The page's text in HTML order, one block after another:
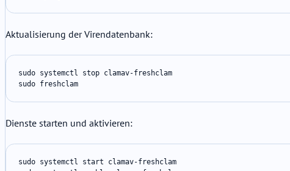
Aktualisierung der Virendatenbank:
sudo systemctl stop clamav-freshclam
sudo freshclam
Dienste starten und aktivieren:
sudo systemctl start clamav-freshclam